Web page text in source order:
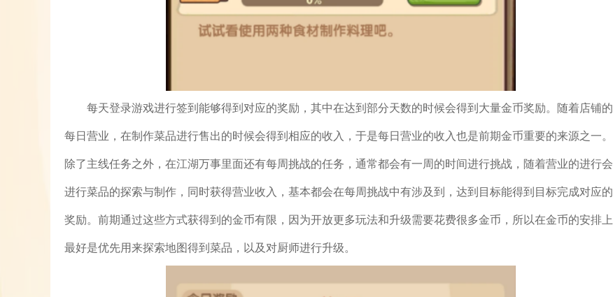
每天登录游戏进行签到能够得到对应的奖励，其中在达到部分天数的时候会得到大量金币奖励。随着店铺的
每日营业，在制作菜品进行售出的时候会得到相应的收入，于是每日营业的收入也是前期金币重要的来源之一。
除了主线任务之外，在江湖万事里面还有每周挑战的任务，通常都会有一周的时间进行挑战，随着营业的进行会
进行菜品的探索与制作，同时获得营业收入，基本都会在每周挑战中有涉及到，达到目标能得到目标完成对应的
奖励。前期通过这些方式获得到的金币有限，因为开放更多玩法和升级需要花费很多金币，所以在金币的安排上
最好是优先用来探索地图得到菜品，以及对厨师进行升级。